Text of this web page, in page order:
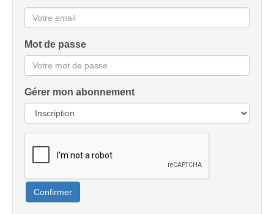
Mot de passe
Gérer mon abonnement
Confirmer